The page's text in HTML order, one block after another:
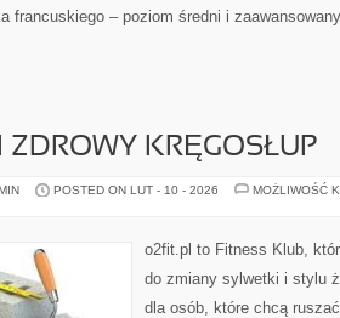
francuskiego – poziom średni i
ZDROWY KRĘGOSŁUP
POSTED ON LUT - 10 - 2026
MOŻLIWOŚĆ
o2fit.pl to Fitness Klub,
do zmiany sylwetki i stylu
dla osób, które chcą